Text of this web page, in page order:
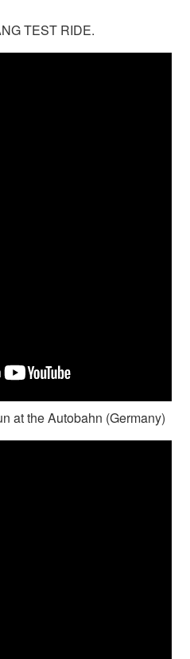
TEST RIDE.
at the Autobahn (Germany)